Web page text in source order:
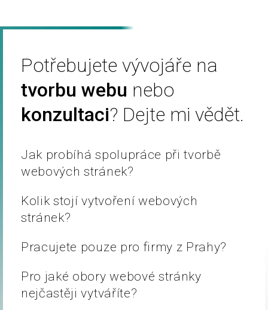
Potřebujete vývojáře na
tvorbu webu nebo
konzultaci? Dejte mi vědět.
Jak probíhá spolupráce při tvorbě
webových stránek?
Kolik stojí vytvoření webových
stránek?
Pracujete pouze pro firmy z Prahy?
Pro jaké obory webové stránky
nejčastěji vytváříte?